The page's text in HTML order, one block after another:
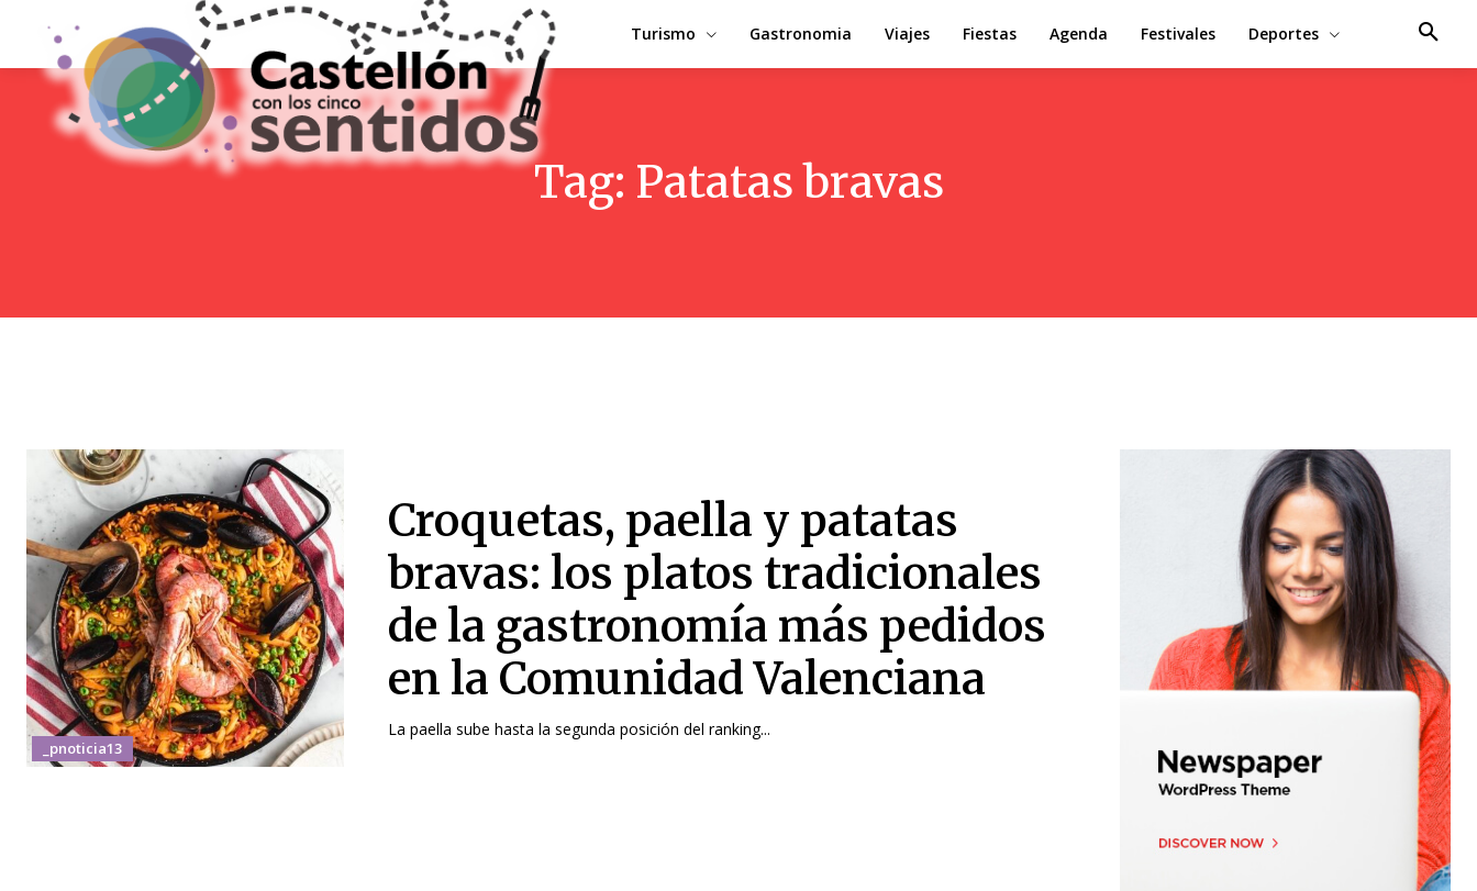
Turismo Gastronomia Viajes Fiestas Agenda Festivales Deportes
Tag: Patatas bravas
_pnoticia13
Croquetas, paella y patatas
bravas: los platos tradicionales
de la gastronomía más pedidos
en la Comunidad Valenciana
La paella sube hasta la segunda posición del ranking...